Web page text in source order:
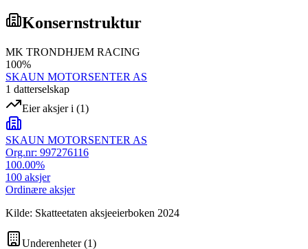
Konsernstruktur
MK TRONDHJEM RACING
100%
SKAUN MOTORSENTER AS
1 datterselskap
Eier aksjer i (1)
SKAUN MOTORSENTER AS
Org.nr: 997276116
100.00%
100 aksjer
Ordinære aksjer
Kilde: Skatteetaten aksjeeierboken 2024
Underenheter(1)